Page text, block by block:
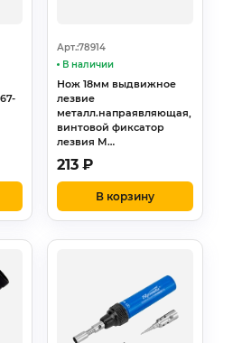
Арт.:78914
В наличии
Нож 18мм выдвижное
лезвие
металл.напраявляющая,
винтовой фиксатор
лезвия M…
213 ₽
В корзину